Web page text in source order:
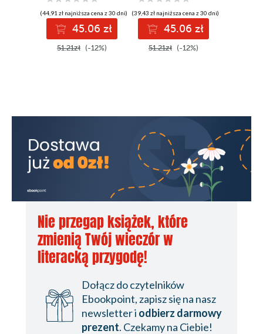
(44,91 zł najniższa cena z 30 dni)
45.06 zł
51.21zł (-12%)
(39,43 zł najniższa cena z 30 dni)
45.06 zł
51.21zł (-12%)
Nie przegap książek, które
zmienią Twój wieczór w
literacką przygodę!
Dołącz do czytelników
Ebookpoint, zapisz się na nasz
newsletter i odbierz darmowy
prezent. Czekamy na Ciebie!